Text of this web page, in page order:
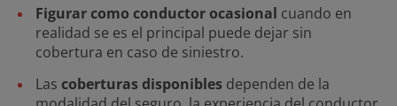
Figurar como conductor ocasional cuando en
realidad se es el principal puede dejar sin
cobertura en caso de siniestro.
Las coberturas disponibles dependen de la